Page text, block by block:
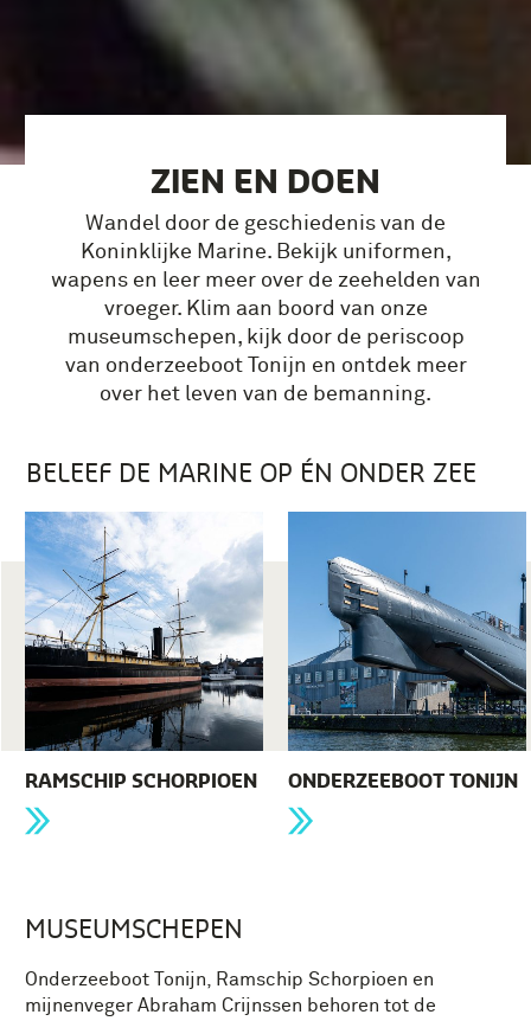
ZIEN EN DOEN
Wandel door de geschiedenis van de
Koninklijke Marine. Bekijk uniformen,
wapens en leer meer over de zeehelden van
vroeger. Klim aan boord van onze
museumschepen, kijk door de periscoop
van onderzeeboot Tonijn en ontdek meer
over het leven van de bemanning.
BELEEF DE MARINE OP ÉN ONDER ZEE
RAMSCHIP SCHORPIOEN ONDERZEEBOOT TONIJN
MUSEUMSCHEPEN
Onderzeeboot Tonijn, Ramschip Schorpioen en
mijnenveger Abraham Crijnssen behoren tot de